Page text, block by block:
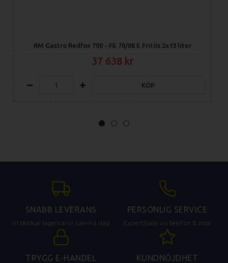
RM Gastro Redfox 700 - FE 70/08 E Fritös 2x13 liter
37 638
KÖP
SNABB LEVERANS
Vi skickar lagervaror samma dag
PERSONLIG SERVICE
Experthjälp via telefon & mail
TRYGG E-HANDEL KUNDNÖJDHET